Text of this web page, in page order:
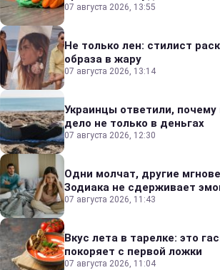
07 августа 2026, 13:55
Не только лен: стилист
образа в жару
07 августа 2026, 13:14
Украинцы ответили, почему
дело не только в деньгах
07 августа 2026, 12:30
Одни молчат, другие
Зодиака не сдерживает
07 августа 2026, 11:43
Вкус лета в тарелке: это
покоряет с первой ложки
07 августа 2026, 11:04